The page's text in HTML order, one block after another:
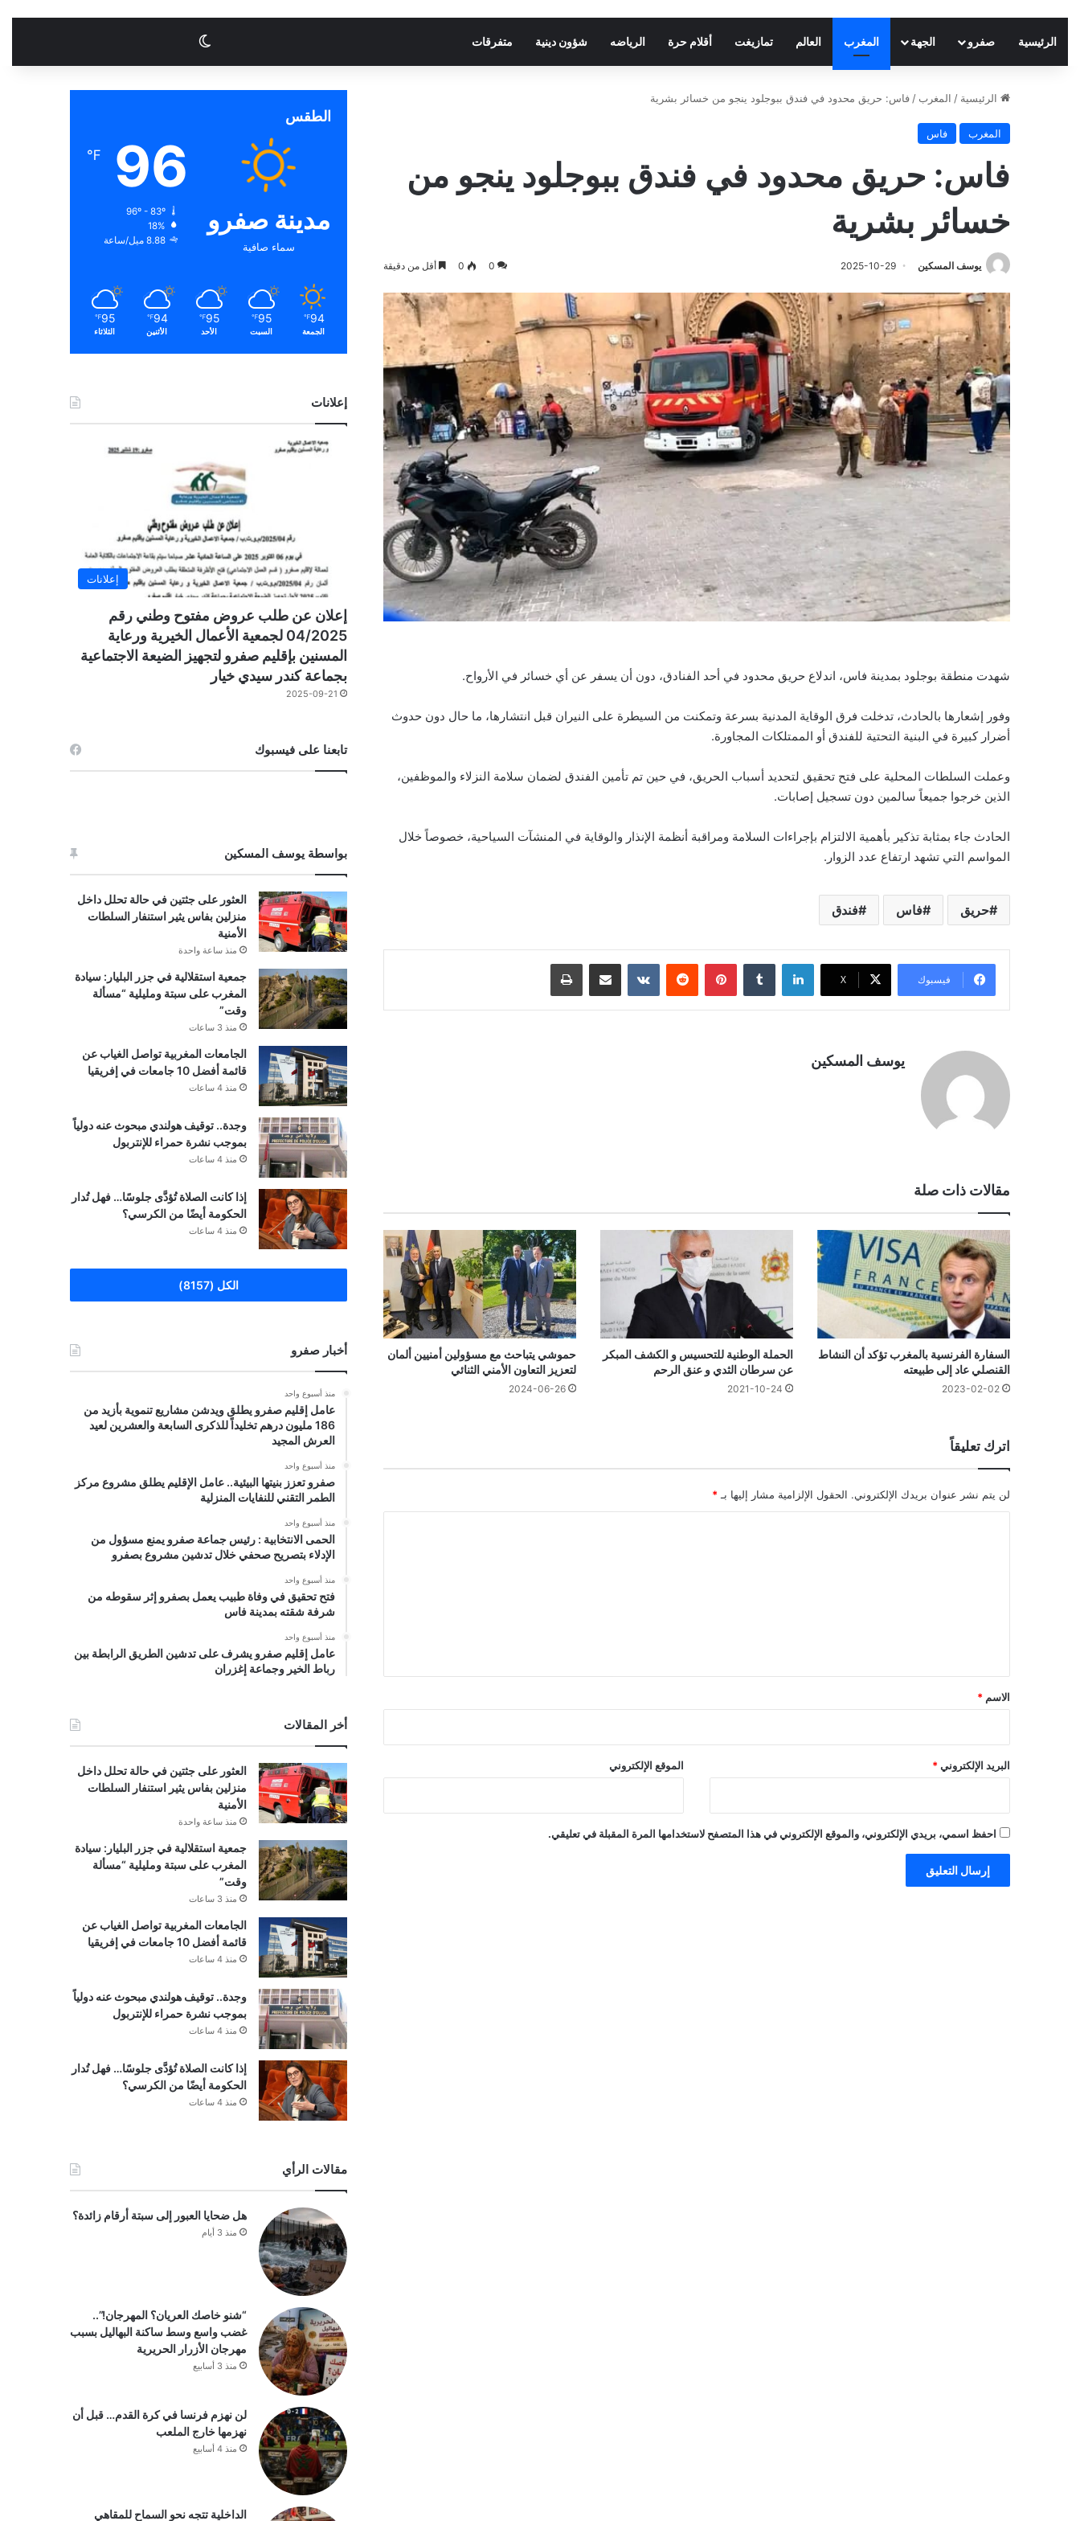
الرئيسية صفرو الجهة المغرب العالم تمازيغت أقلام حرة الرياضه شؤون دينية متفرقات الوضع المظلم
الرئيسية / المغرب / فاس: حريق محدود في فندق ببوجلود ينجو من خسائر بشرية
المغرب فاس
فاس: حريق محدود في فندق ببوجلود ينجو من
خسائر بشرية
يوسف المسكين 2025-10-29
0
0 أقل من دقيقة
شهدت منطقة بوجلود بمدينة فاس، اندلاع حريق محدود في أحد الفنادق، دون أن يسفر عن أي خسائر في الأرواح.
وفور إشعارها بالحادث، تدخلت فرق الوقاية المدنية بسرعة وتمكنت من السيطرة على النيران قبل انتشارها، ما حال دون حدوث
أضرار كبيرة في البنية التحتية للفندق أو الممتلكات المجاورة.
وعملت السلطات المحلية على فتح تحقيق لتحديد أسباب الحريق، في حين تم تأمين الفندق لضمان سلامة النزلاء والموظفين،
الذين خرجوا جميعاً سالمين دون تسجيل إصابات.
الحادث جاء بمثابة تذكير بأهمية الالتزام بإجراءات السلامة ومراقبة أنظمة الإنذار والوقاية في المنشآت السياحية، خصوصاً خلال
المواسم التي تشهد ارتفاع عدد الزوار.
حريق فاس فندق
فيسبوك ‫X
لينكدإن بينتيريست مشاركة عبر البريد طباعة
يوسف المسكين
مقالات ذات صلة
السفارة الفرنسية بالمغرب تؤكد أن النشاط
القنصلي عاد إلى طبيعته
2023-02-02
الحملة الوطنية للتحسيس و الكشف المبكر
عن سرطان الثدي و عنق الرحم
2021-10-24
حموشي يتباحث مع مسؤولين أمنيين ألمان
لتعزيز التعاون الأمني الثنائي
2024-06-26
اترك تعليقاً
لن يتم نشر عنوان بريدك الإلكتروني. الحقول الإلزامية مشار إليها بـ *
*
الاسم *
البريد الإلكتروني * الموقع الإلكتروني
احفظ اسمي، بريدي الإلكتروني، والموقع الإلكتروني في هذا المتصفح لاستخدامها المرة المقبلة في تعليقي.
الطقس
مدينة صفرو
سماء صافية
96
℉
96º - 83º
18%
8.88 ميل/ساعة
94
℉
الجمعة
95
℉
السبت
95
℉
الأحد
94
℉
الأثنين
95
℉
الثلاثاء
إعلانات
إعلانات
إعلان عن طلب عروض مفتوح وطني رقم
04/2025 لجمعية الأعمال الخيرية ورعاية
المسنين بإقليم صفرو لتجهيز الضيعة الاجتماعية
بجماعة كندر سيدي خيار
2025-09-21
تابعنا على فيسبوك
بواسطة يوسف المسكين
العثور على جثتين في حالة تحلل داخل
منزلين بفاس يثير استنفار السلطات
الأمنية
منذ ساعة واحدة
جمعية استقلالية في جزر البليار: سيادة
المغرب على سبتة ومليلية “مسألة
وقت”
منذ 3 ساعات
الجامعات المغربية تواصل الغياب عن
قائمة أفضل 10 جامعات في إفريقيا
منذ 4 ساعات
وجدة.. توقيف هولندي مبحوث عنه دولياً
بموجب نشرة حمراء للإنتربول
منذ 4 ساعات
إذا كانت الصلاة تُؤدَّى جلوسًا… فهل تُدار
الحكومة أيضًا من الكرسي؟
منذ 4 ساعات
الكل (8157)
أخبار صفرو
منذ أسبوع واحد
عامل إقليم صفرو يطلق ويدشن مشاريع تنموية بأزيد من
186 مليون درهم تخليداً للذكرى السابعة والعشرين لعيد
العرش المجيد
منذ أسبوع واحد
صفرو تعزز بنيتها البيئية.. عامل الإقليم يطلق مشروع مركز
الطمر التقني للنفايات المنزلية
منذ أسبوع واحد
الحمى الانتخابية : رئيس جماعة صفرو يمنع مسؤول من
الإدلاء بتصريح صحفي خلال تدشين مشروع بصفرو
منذ أسبوع واحد
فتح تحقيق في وفاة طبيب يعمل بصفرو إثر سقوطه من
شرفة شقته بمدينة فاس
منذ أسبوع واحد
عامل إقليم صفرو يشرف على تدشين الطريق الرابطة بين
رباط الخير وجماعة إغزران
أخر المقالات
العثور على جثتين في حالة تحلل داخل
منزلين بفاس يثير استنفار السلطات
الأمنية
منذ ساعة واحدة
جمعية استقلالية في جزر البليار: سيادة
المغرب على سبتة ومليلية “مسألة
وقت”
منذ 3 ساعات
الجامعات المغربية تواصل الغياب عن
قائمة أفضل 10 جامعات في إفريقيا
منذ 4 ساعات
وجدة.. توقيف هولندي مبحوث عنه دولياً
بموجب نشرة حمراء للإنتربول
منذ 4 ساعات
إذا كانت الصلاة تُؤدَّى جلوسًا… فهل تُدار
الحكومة أيضًا من الكرسي؟
منذ 4 ساعات
مقالات الرأي
هل ضحايا العبور إلى سبتة أرقام زائدة؟
منذ 3 أيام
“شنو خاصك العريان؟ المهرجان!”..
غضب واسع وسط ساكنة البهاليل بسبب
مهرجان الأزرار الحريرية
منذ 3 أسابيع
لن نهزم فرنسا في كرة القدم… قبل أن
نهزمها خارج الملعب
منذ 4 أسابيع
الداخلية تتجه نحو السماح للمقاهي